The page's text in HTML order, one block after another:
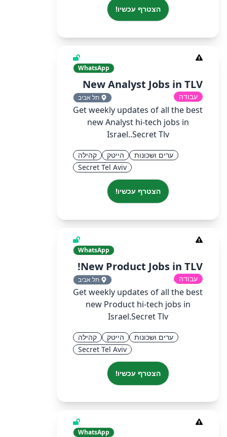
הצטרף עכשיו!
WhatsApp
New Analyst Jobs in TLV
עבודה תל אביב
Get weekly updates of all the best
new Analyst hi-tech jobs in
Israel..Secret Tlv
ערים ושכונות הייטק
קהילה
Secret Tel Aviv
הצטרף עכשיו!
WhatsApp
New Product Jobs in TLV!
עבודה תל אביב
Get weekly updates of all the best
new Product hi-tech jobs in
Israel.Secret Tlv
ערים ושכונות הייטק
קהילה
Secret Tel Aviv
הצטרף עכשיו!
WhatsApp